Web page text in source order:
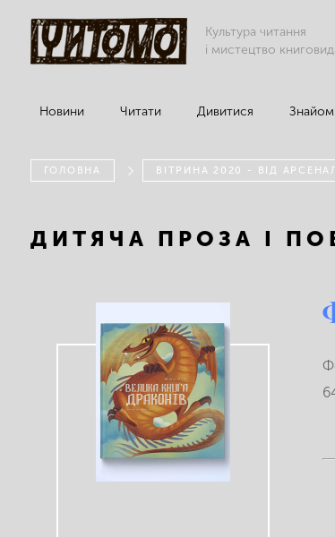
Культура читання
і мистецтво
Новини Читати Дивитися
ГОЛОВНА ВІТРИНА 2020 - ВІД
ДИТЯЧА ПРОЗА І